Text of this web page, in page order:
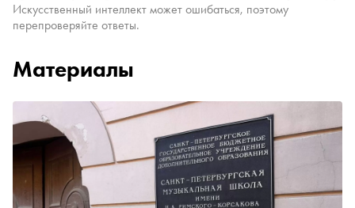
Искусственный интеллект может ошибаться, поэтому
перепроверяйте ответы.
Материалы